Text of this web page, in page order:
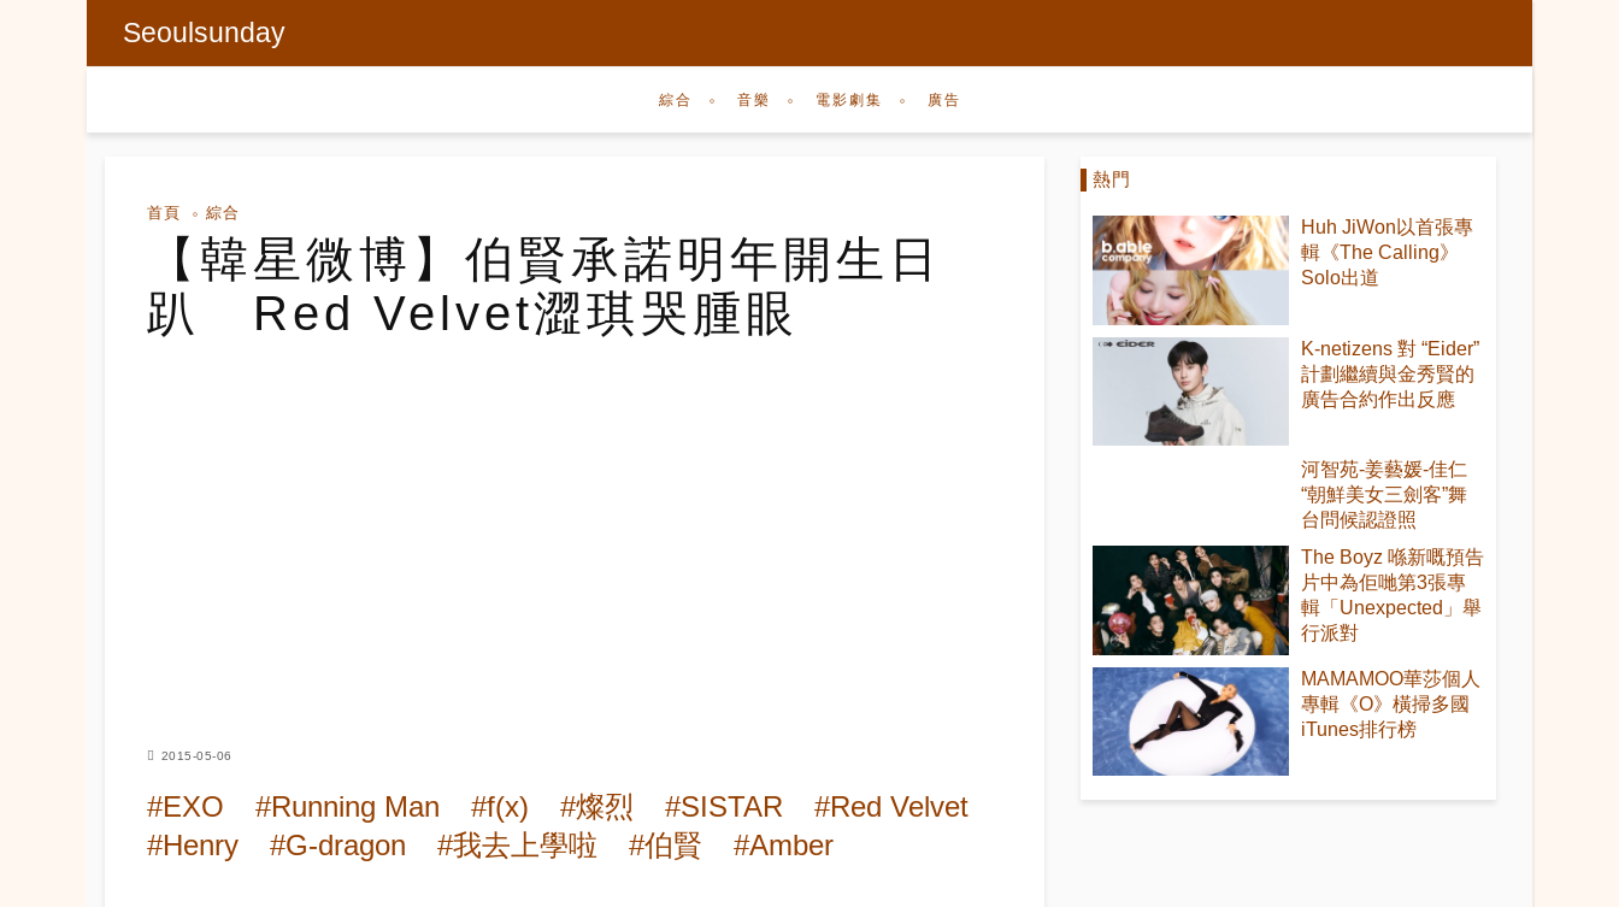
Seoulsunday
綜合 音樂 電影劇集 廣告
首頁 綜合
【韓星微博】伯賢承諾明年開生日
趴 Red Velvet澀琪哭腫眼
2015-05-06
#EXO #Running Man #f(x) #燦烈 #SISTAR
#Red Velvet
#Henry
#G-dragon #我去上學啦 #伯賢 #Amber
熱門
Huh JiWon以首張專
輯《The Calling》
Solo出道
K-netizens 對 “Eider”
計劃繼續與金秀賢的
廣告合約作出反應
河智苑-姜藝媛-佳仁
“朝鮮美女三劍客”舞
台問候認證照
The Boyz 喺新嘅預告
片中為佢哋第3張專
輯「Unexpected」舉
行派對
MAMAMOO華莎個人
專輯《O》橫掃多國
iTunes排行榜